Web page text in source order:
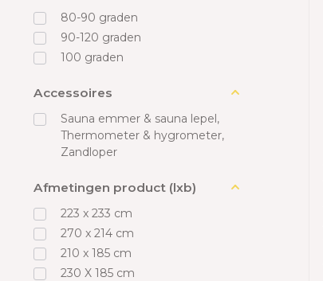
80-90 graden
90-120 graden
100 graden
Accessoires
Sauna emmer & sauna lepel,
Thermometer & hygrometer,
Zandloper
Afmetingen product (lxb)
223 x 233 cm
270 x 214 cm
210 x 185 cm
230 X 185 cm